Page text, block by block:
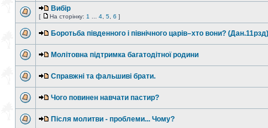
Вибір
[ На сторінку: 1 4 5 6 ]
Боротьба південного і північного царів–хто вони? (Дан.11рзд)
Молітовна підтримка багатодітної родини
Справжні та фальшиві брати.
Чого повинен навчати пастир?
Після молитви - проблеми... Чому?